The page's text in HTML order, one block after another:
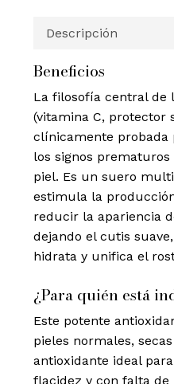
Descripción
Beneficios
La filosofía central de
(vitamina C, protector
clínicamente probada
los signos
piel. Es un suero
estimula la
reducir la apariencia
dejando el cutis
hidrata y unifica el
¿Para quién está
Este potente
pieles normales,
antioxidante ideal
flacidez y con falta de